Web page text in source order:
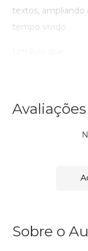
textos, ampliando
tempo vivido.
Avaliações
Sobre o